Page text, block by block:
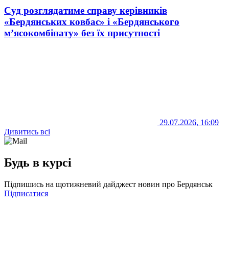
Суд розглядатиме справу керівників
«Бердянських ковбас» і «Бердянського
м’ясокомбінату» без їх присутності
29.07.2026, 16:09
Дивитись всі
Будь в курсі
Підпишись на щотижневий дайджест новин про Бердянськ
Підписатися